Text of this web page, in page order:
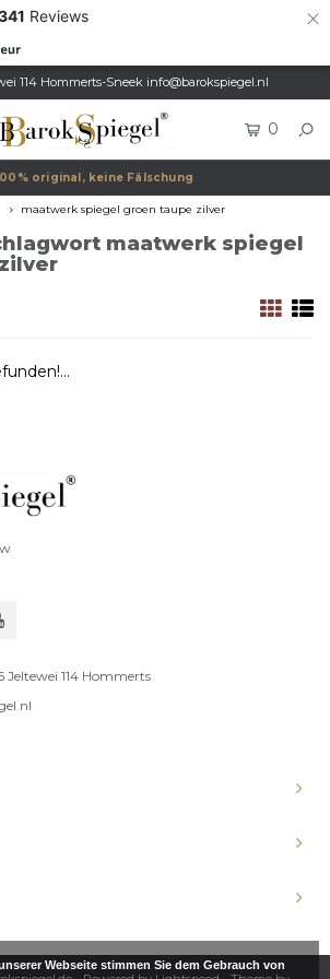
Reviews ×
114 Hommerts-Sneek info@barokspiegel.nl
0
original, keine Fälschung
maatwerk spiegel groen taupe zilver
maatwerk spiegel
Jeltewei 114 Hommerts
Webseite stimmen Sie dem Gebrauch von